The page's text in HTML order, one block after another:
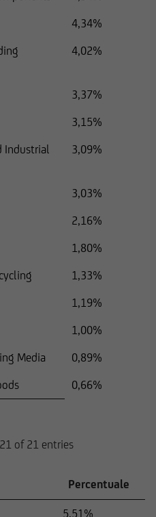
4,34%
4,02%
3,37%
3,15%
Industrial
3,09%
3,03%
2,16%
1,80%
1,33%
1,19%
1,00%
Media
0,89%
0,66%
of 21 entries
Percentuale
5,51%
relative a titoli e
nel presente sito
esclusivamente in
la distribuzione
può essere
a restrizioni
non sono
fisiche o giuridiche
straniera che
distribuzione di questo
in questo sito Web
di titoli nei
non sono
Société Anonyme non